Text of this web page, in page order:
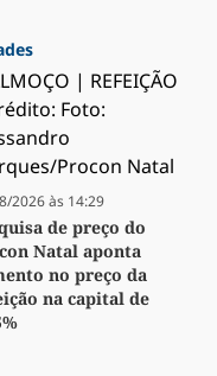
2026 às 14:29
de preço do
Natal aponta
no preço da
na capital de